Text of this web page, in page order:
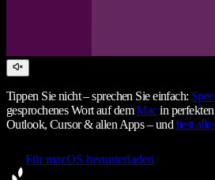
Tippen Sie nicht – sprechen Sie einfach:
gesprochenes Wort auf demMacin
Outlook, Cursor & allen Apps – undliest
Für macOS herunterladen